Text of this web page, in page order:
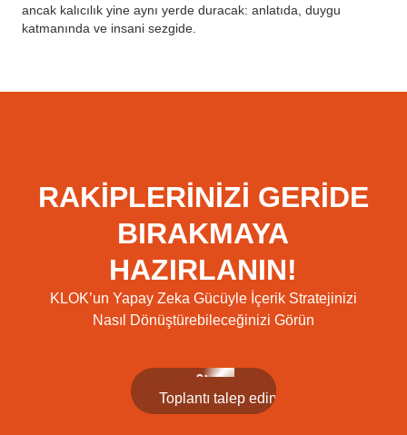
ancak kalıcılık yine aynı yerde duracak: anlatıda, duygu
katmanında ve insani sezgide.
RAKİPLERİNİZİ GERİDE
BIRAKMAYA
HAZIRLANIN!
KLOK’un Yapay Zeka Gücüyle İçerik Stratejinizi
Nasıl Dönüştürebileceğinizi Görün